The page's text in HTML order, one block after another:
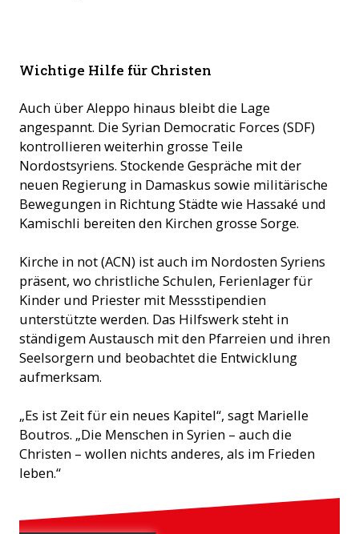
Wichtige Hilfe für Christen
Auch über Aleppo hinaus bleibt die Lage
angespannt. Die Syrian Democratic Forces (SDF)
kontrollieren weiterhin grosse Teile
Nordostsyriens. Stockende Gespräche mit der
neuen Regierung in Damaskus sowie militärische
Bewegungen in Richtung Städte wie Hassaké und
Kamischli bereiten den Kirchen grosse Sorge.
Kirche in not (ACN) ist auch im Nordosten Syriens
präsent, wo christliche Schulen, Ferienlager für
Kinder und Priester mit Messstipendien
unterstützte werden. Das Hilfswerk steht in
ständigem Austausch mit den Pfarreien und ihren
Seelsorgern und beobachtet die Entwicklung
aufmerksam.
„Es ist Zeit für ein neues Kapitel“, sagt Marielle
Boutros. „Die Menschen in Syrien – auch die
Christen – wollen nichts anderes, als im Frieden
leben.“